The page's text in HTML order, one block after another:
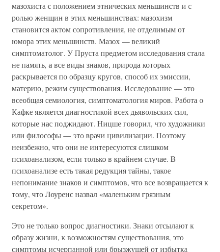
мазохиста с положением этнических меньшинств и с
ролью женщин в этих меньшинствах: мазохизм
становится актом сопротивления, не отделимым от
юмора этих меньшинств. Мазох — великий
симптоматолог. У Пруста предметом исследования стала
не память, а все виды знаков, природа которых
раскрывается по образцу кругов, способ их эмиссии,
материю, режим существования. Исследование — это
всеобщая семиология, симптоматология миров. Работа о
Кафке является диагностикой всех дьявольских сил,
которые нас поджидают. Ницше говорил, что художники
или философы — это врачи цивилизации. Поэтому
неизбежно, что они не интересуются слишком
психоанализом, если только в крайнем случае. В
психоанализе есть такая редукция тайны, такое
непонимание знаков и симптомов, что все возвращается к
тому, что Лоуренс назвал «маленьким грязным
секретом».
Это не только вопрос диагностики. Знаки отсылают к
образу жизни, к возможностям существования, это
симптомы исчерпанной или брызжущей от избытка